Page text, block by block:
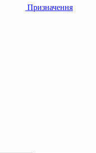
Призначення